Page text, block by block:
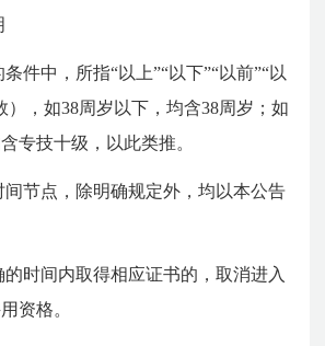
件中，所指“以上”“以下”“以前”“以
），如38周岁以下，均含38周岁；如
专技十级，以此类推。
间节点，除明确规定外，均以本公告
的时间内取得相应证书的，取消进入
资格。